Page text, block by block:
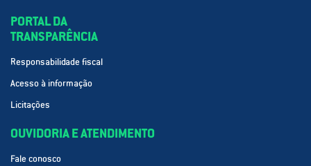
PORTAL DA
TRANSPARÊNCIA
Responsabilidade fiscal
Acesso à informação
Licitações
OUVIDORIA E ATENDIMENTO
Fale conosco